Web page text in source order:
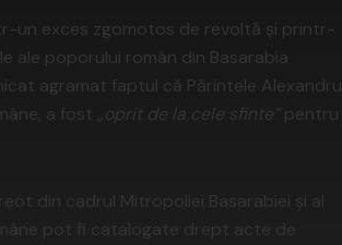
un exces zgomotos de revoltă și printr-
ale poporului român din Basarabia
agramat faptul că Părintele Alexandru
a fost „oprit de la cele sfinte”pentru
din cadrul Mitropoliei Basarabiei și al
pot fi catalogate drept acte de